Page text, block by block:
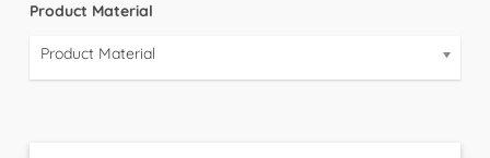
Product Material
Product Material